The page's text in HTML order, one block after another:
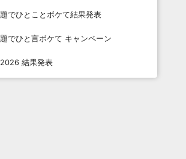
でひとことボケて結果発表
でひと言ボケて キャンペーン
結果発表